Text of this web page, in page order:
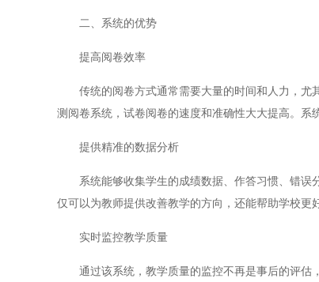
二、系统的优势
提高阅卷效率
传统的阅卷方式通常需要大量的时间和人力，尤
测阅卷系统，试卷阅卷的速度和准确性大大提高。系
提供精准的数据分析
系统能够收集学生的成绩数据、作答习惯、错误
仅可以为教师提供改善教学的方向，还能帮助学校更
实时监控教学质量
通过该系统，教学质量的监控不再是事后的评估